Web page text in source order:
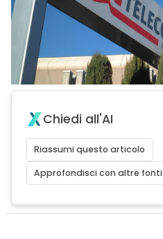
Chiedi all'AI
Riassumi questo articolo
Approfondisci con altre fonti